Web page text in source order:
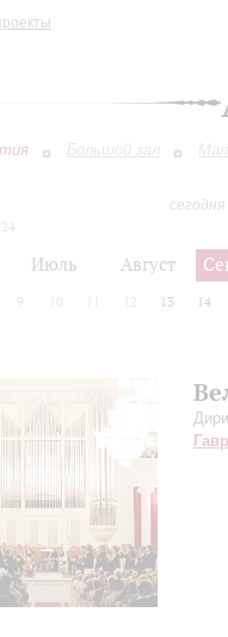
Большой зал
Июль Август
9 10 12 13 14